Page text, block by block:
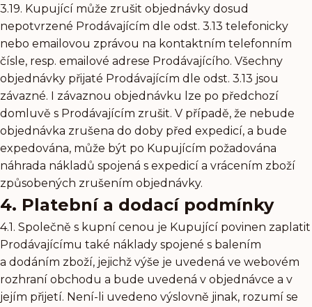
3.19. Kupující může zrušit objednávky dosud
nepotvrzené Prodávajícím dle odst. 3.13 telefonicky
nebo emailovou zprávou na kontaktním telefonním
čísle, resp. emailové adrese Prodávajícího. Všechny
objednávky přijaté Prodávajícím dle odst. 3.13 jsou
závazné. I závaznou objednávku lze po předchozí
domluvě s Prodávajícím zrušit. V případě, že nebude
objednávka zrušena do doby před expedicí, a bude
expedována, může být po Kupujícím požadována
náhrada nákladů spojená s expedicí a vrácením zboží
způsobených zrušením objednávky.
4. Platební a dodací podmínky
4.1. Společně s kupní cenou je Kupující povinen zaplatit
Prodávajícímu také náklady spojené s balením
a dodáním zboží, jejichž výše je uvedená ve webovém
rozhraní obchodu a bude uvedená v objednávce a v
jejím přijetí. Není-li uvedeno výslovně jinak, rozumí se